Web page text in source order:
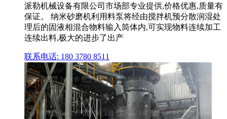
派勒机械设备有限公司市场部专业提供,价格优惠,质量有
保证。 纳米砂磨机利用料泵将经由搅拌机预分散润湿处
理后的固液相混合物料输入筒体内,可实现物料连续加工
连续出料,极大的进步了出产
联系电话: 180 3780 8511